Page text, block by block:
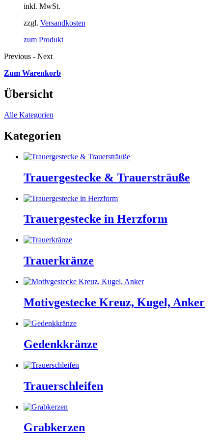
inkl. MwSt.
zzgl. Versandkosten
zum Produkt
Previous - Next
Zum Warenkorb
Übersicht
Alle Kategorien
Kategorien
Trauergestecke & Trauersträuße
Trauergestecke in Herzform
Trauerkränze
Motivgestecke Kreuz, Kugel, Anker
Gedenkkränze
Trauerschleifen
Grabkerzen